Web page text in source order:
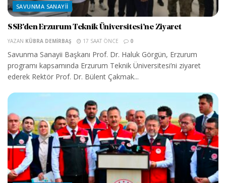
SAVUNMA SANAYII
SSB’den Erzurum Teknik Üniversitesi’ne Ziyaret
YAZAN KÜBRA DEMIRBAŞ 17 SAAT ÖNCE 0
Savunma Sanayii Başkanı Prof. Dr. Haluk Görgün, Erzurum
programı kapsamında Erzurum Teknik Üniversitesi’ni ziyaret
ederek Rektör Prof. Dr. Bülent Çakmak...